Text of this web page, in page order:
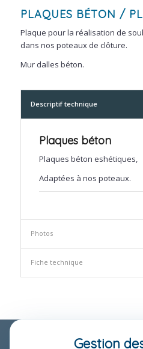
PLAQUES BÉTON /
Plaque pour la réalisation de
dans nos poteaux de clôture.
Mur dalles béton.
Descriptif technique
Plaques béton
Plaques béton eshétiques,
Adaptées à nos poteaux.
Photos
Fiche technique
Gestion